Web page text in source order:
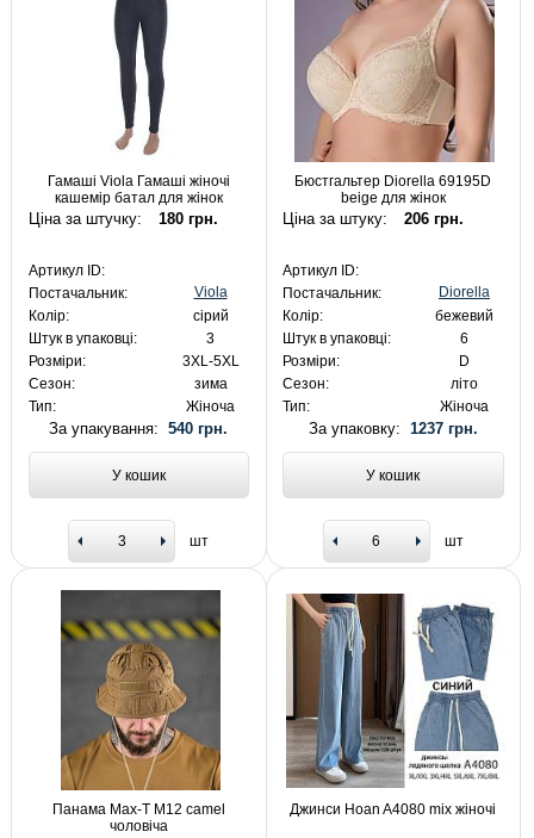
Гамаші Viola Гамаші жіночі
кашемір батал для жінок
Ціна за штучку: 180 грн.
Артикул ID:
Постачальник:
Viola
Колір:
сірий
Штук в упаковці:
3
Розміри:
3XL-5XL
Сезон:
зима
Тип:
Жіноча
За упакування:540 грн.
У кошик
шт
Бюстгальтер Diorella 69195D
beige для жінок
Ціна за штуку: 206 грн.
Артикул ID:
Постачальник:
Diorella
Колір:
бежевий
Штук в упаковці:
6
Розміри:
D
Сезон:
літо
Тип:
Жіноча
За упаковку: 1237 грн.
У кошик
шт
Панама Max-T M12 camel
чоловіча
Джинси Hoan A4080 mix жіночі